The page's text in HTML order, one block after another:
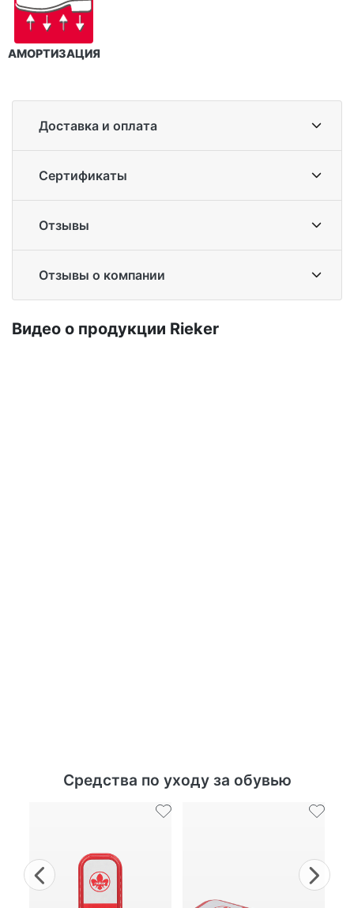
АМОРТИЗАЦИЯ
Доставка и оплата
Сертификаты
Отзывы
Отзывы о компании
Ви­део о про­дук­ции Ri­eker
Средства по уходу за обувью
Previous